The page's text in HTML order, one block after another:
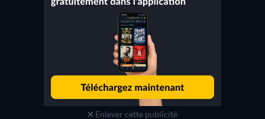
Enlever cette publicité